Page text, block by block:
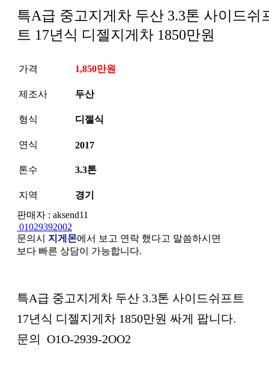
특A급 중고지게차 두산 3.3톤 사이드쉬
트 17년식 디젤지게차 1850만원
가격 1,850만원
제조사 두산
형식 디젤식
연식 2017
톤수 3.3톤
지역
경기
판매자 : aksend11
01029392002
문의시 지게몬에서 보고 연락 했다고 말씀하시면
보다 빠른 상담이 가능합니다.
본문
특A급 중고지게차 두산 3.3톤 사이드쉬프트
17년식 디젤지게차 1850만원 싸게 팝니다.
문의 O1O-2939-2OO2